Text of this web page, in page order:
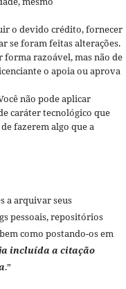
o devido crédito, fornecer
se foram feitas alterações.
forma razoável, mas não de
o apoia ou aprova
não pode aplicar
caráter tecnológico que
fazerem algo que a
a arquivar seus
pessoais, repositórios
como postando-os em
incluída a citação
.”